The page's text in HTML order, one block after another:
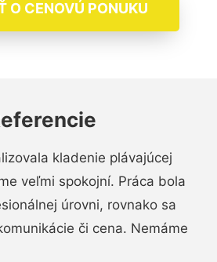
O CENOVÚ PONUKU
kladenie plávajúcej
veľmi spokojní. Práca bola
úrovni, rovnako sa
či cena. Nemáme